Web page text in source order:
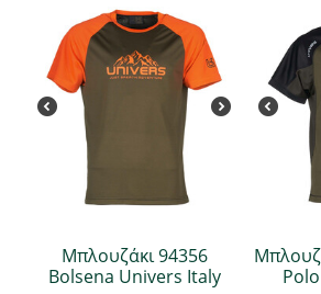
Μπλουζάκι 94356
Bolsena Univers Italy